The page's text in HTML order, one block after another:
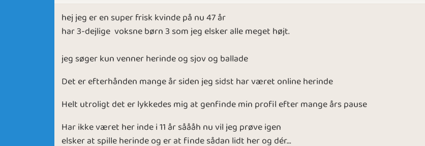
hej jeg er en super frisk kvinde på nu 47 år
har 3-dejlige voksne børn 3 som jeg elsker alle meget højt.
jeg søger kun venner herinde og sjov og ballade
Det er efterhånden mange år siden jeg sidst har været online herinde
Helt utroligt det er lykkedes mig at genfinde min profil efter mange års pause
Har ikke været her inde i 11 år såååh nu vil jeg prøve igen
elsker at spille herinde og er at finde sådan lidt her og dér...